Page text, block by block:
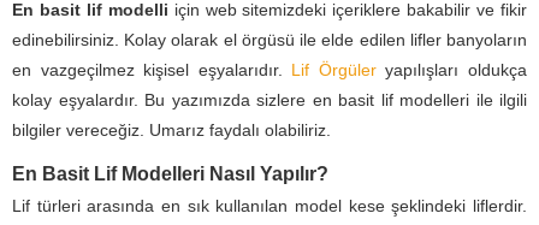
En basit lif modelli için web sitemizdeki içeriklere bakabilir ve fikir
edinebilirsiniz. Kolay olarak el örgüsü ile elde edilen lifler banyoların
en vazgeçilmez kişisel eşyalarıdır. Lif Örgüleryapılışları oldukça
kolay eşyalardır. Bu yazımızda sizlere en basit lif modelleri ile ilgili
bilgiler vereceğiz. Umarız faydalı olabiliriz.
En Basit Lif Modelleri Nasıl Yapılır?
Lif türleri arasında en sık kullanılan model kese şeklindeki liflerdir.